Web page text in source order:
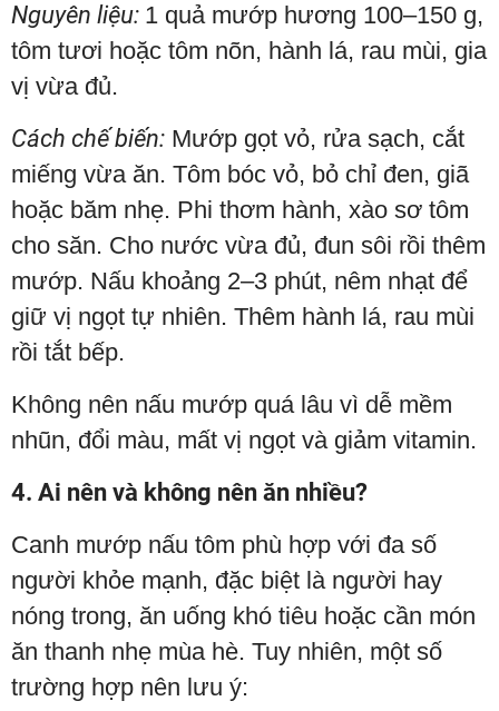
Nguyên liệu: 1 quả mướp hương 100–150 g,
tôm tươi hoặc tôm nõn, hành lá, rau mùi, gia
vị vừa đủ.
Cách chế biến: Mướp gọt vỏ, rửa sạch, cắt
miếng vừa ăn. Tôm bóc vỏ, bỏ chỉ đen, giã
hoặc băm nhẹ. Phi thơm hành, xào sơ tôm
cho săn. Cho nước vừa đủ, đun sôi rồi thêm
mướp. Nấu khoảng 2–3 phút, nêm nhạt để
giữ vị ngọt tự nhiên. Thêm hành lá, rau mùi
rồi tắt bếp.
Không nên nấu mướp quá lâu vì dễ mềm
nhũn, đổi màu, mất vị ngọt và giảm vitamin.
4. Ai nên và không nên ăn nhiều?
Canh mướp nấu tôm phù hợp với đa số
người khỏe mạnh, đặc biệt là người hay
nóng trong, ăn uống khó tiêu hoặc cần món
ăn thanh nhẹ mùa hè. Tuy nhiên, một số
trường hợp nên lưu ý: